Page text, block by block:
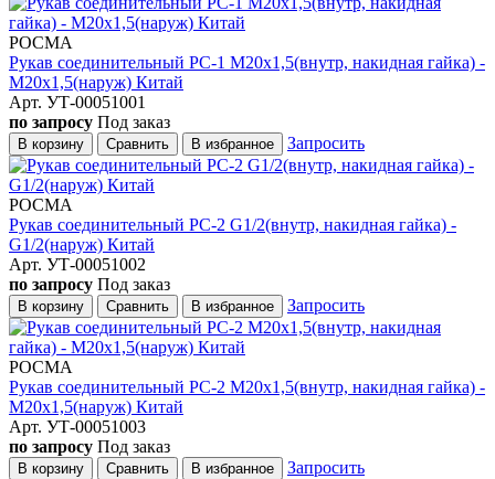
РОСМА
Рукав соединительный РС-1 M20x1,5(внутр, накидная гайка) -
M20x1,5(наруж) Китай
Арт. УТ-00051001
по запросу Под заказ
В корзину Сравнить В избранное Запросить
РОСМА
Рукав соединительный РС-2 G1/2(внутр, накидная гайка) -
G1/2(наруж) Китай
Арт. УТ-00051002
по запросу Под заказ
В корзину Сравнить В избранное Запросить
РОСМА
Рукав соединительный РС-2 M20x1,5(внутр, накидная гайка) -
M20x1,5(наруж) Китай
Арт. УТ-00051003
по запросу Под заказ
В корзину Сравнить В избранное
Запросить